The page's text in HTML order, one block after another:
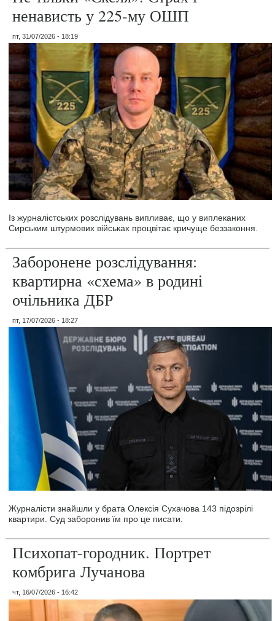
ненависть у 225-му ОШП
пт, 31/07/2026 - 18:19
Із журналістських розслідувань випливає, що у виплеканих
Сирським штурмових військах процвітає кричуще беззаконня.
Заборонене розслідування:
квартирна «схема» в родині
очільника ДБР
пт, 17/07/2026 - 18:27
Журналісти знайшли у брата Олексія Сухачова 143 підозрілі
квартири. Суд заборонив їм про це писати.
Психопат-городник. Портрет
комбрига Лучанова
чт, 16/07/2026 - 16:42